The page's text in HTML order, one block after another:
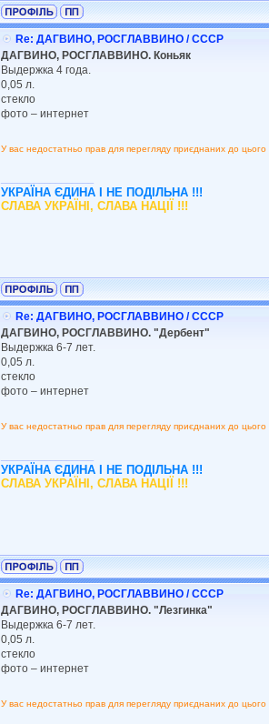
Re: ДАГВИНО, РОСГЛАВВИНО / СССР
ДАГВИНО, РОСГЛАВВИНО. Коньяк
Выдержка 4 года.
0,05 л.
стекло
фото – интернет
У вас недостатньо прав для перегляду приєднаних до цього
УКРАЇНА ЄДИНА І НЕ ПОДІЛЬНА !!!
СЛАВА УКРАЇНІ, СЛАВА НАЦІЇ !!!
Re: ДАГВИНО, РОСГЛАВВИНО / СССР
ДАГВИНО, РОСГЛАВВИНО. "Дербент"
Выдержка 6-7 лет.
0,05 л.
стекло
фото – интернет
У вас недостатньо прав для перегляду приєднаних до цього
УКРАЇНА ЄДИНА І НЕ ПОДІЛЬНА !!!
СЛАВА УКРАЇНІ, СЛАВА НАЦІЇ !!!
Re: ДАГВИНО, РОСГЛАВВИНО / СССР
ДАГВИНО, РОСГЛАВВИНО. "Лезгинка"
Выдержка 6-7 лет.
0,05 л.
стекло
фото – интернет
У вас недостатньо прав для перегляду приєднаних до цього